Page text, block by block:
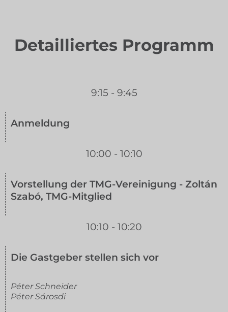
Detailliertes Programm
9:15 - 9:45
Anmeldung
10:00 - 10:10
Vorstellung der TMG-Vereinigung - Zoltán
Szabó, TMG-Mitglied
10:10 - 10:20
Die Gastgeber stellen sich vor
Péter Schneider
Péter Sárosdi